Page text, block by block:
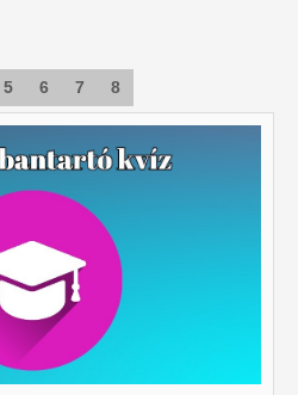
5 6 7 8